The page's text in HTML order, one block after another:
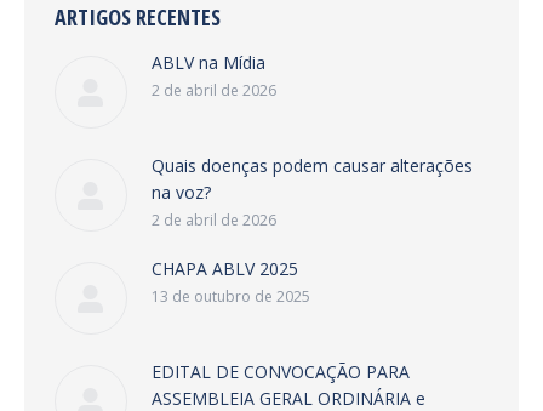
ARTIGOS RECENTES
ABLV na Mídia
2 de abril de 2026
Quais doenças podem causar alterações
na voz?
2 de abril de 2026
CHAPA ABLV 2025
13 de outubro de 2025
EDITAL DE CONVOCAÇÃO PARA
ASSEMBLEIA GERAL ORDINÁRIA e